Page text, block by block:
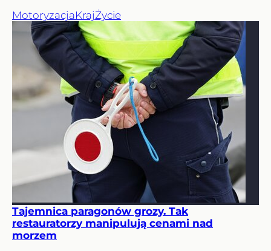
MotoryzacjaKrajŻycie
Tajemnica paragonów grozy. Tak
restauratorzy manipulują cenami nad
morzem